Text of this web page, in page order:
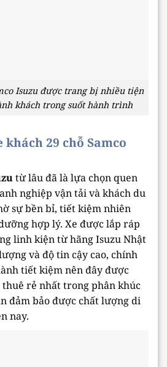
Isuzu được trang bị nhiều tiện
khách trong suốt hành trình
29 chỗ Samco
từ lâu đã là lựa chọn quen
nghiệp vận tải và khách du
sự bền bỉ, tiết kiệm nhiên
hợp lý. Xe được lắp ráp
linh kiện từ hãng Isuzu Nhật
và độ tin cậy cao, chính
tiết kiệm nên đây được
thuê rẻ nhất trong phân khúc
đảm bảo được chất lượng di
nay.